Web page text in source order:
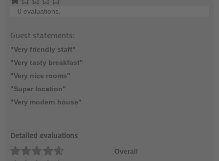
0 evaluations,
Guest statements:
"Very friendly staff"
"Very tasty breakfast"
"Very nice rooms"
"Super location"
"Very modern house"
Detailed evaluations
Overall